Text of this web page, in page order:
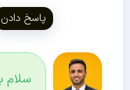
پاسخ دادن
سلام